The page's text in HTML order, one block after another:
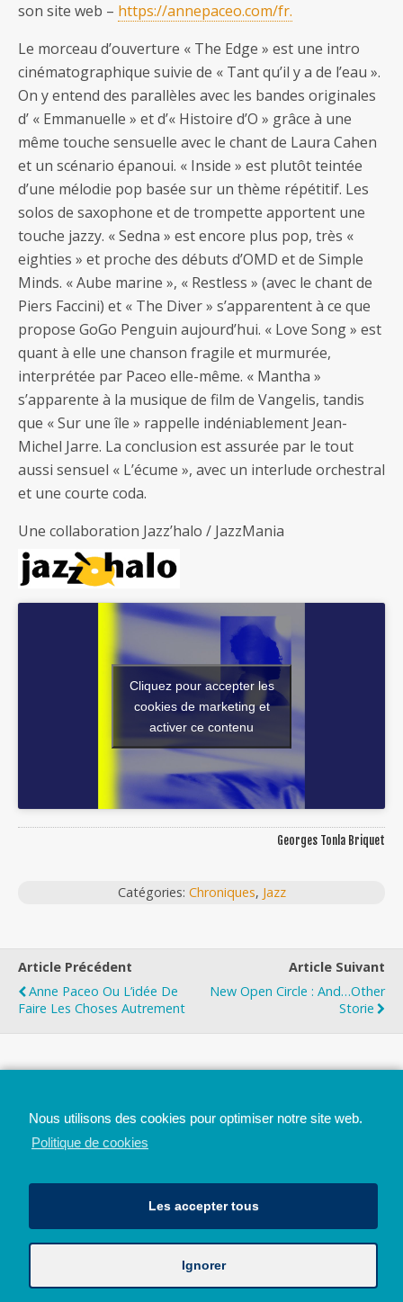
son site web – https://annepaceo.com/fr.
Le morceau d’ouverture « The Edge » est une intro
cinématographique suivie de « Tant qu’il y a de l’eau ».
On y entend des parallèles avec les bandes originales
d’ « Emmanuelle » et d’« Histoire d’O » grâce à une
même touche sensuelle avec le chant de Laura Cahen
et un scénario épanoui. « Inside » est plutôt teintée
d’une mélodie pop basée sur un thème répétitif. Les
solos de saxophone et de trompette apportent une
touche jazzy. « Sedna » est encore plus pop, très «
eighties » et proche des débuts d’OMD et de Simple
Minds. « Aube marine », « Restless » (avec le chant de
Piers Faccini) et « The Diver » s’apparentent à ce que
propose GoGo Penguin aujourd’hui. « Love Song » est
quant à elle une chanson fragile et murmurée,
interprétée par Paceo elle-même. « Mantha »
s’apparente à la musique de film de Vangelis, tandis
que « Sur une île » rappelle indéniablement Jean-
Michel Jarre. La conclusion est assurée par le tout
aussi sensuel « L’écume », avec un interlude orchestral
et une courte coda.
Une collaboration Jazz’halo / JazzMania
Cliquez pour accepter les
cookies de marketing et
activer ce contenu
Georges Tonla Briquet
Catégories: Chroniques, Jazz
Article Précédent
Anne Paceo Ou L’idée De
Faire Les Choses Autrement
Article Suivant
New Open Circle : And…other
Storie
Avec le soutien de la Province de Liège
Nous utilisons des cookies pour optimiser notre site web.
Politique de cookies
Les accepter tous
Ignorer